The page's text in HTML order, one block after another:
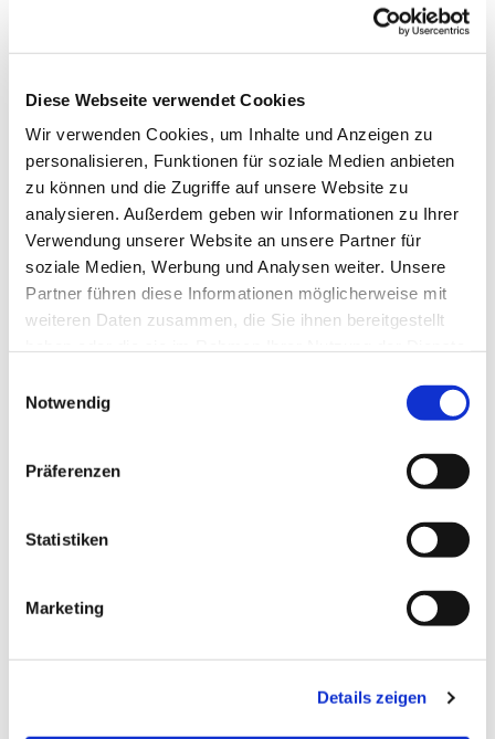
Diese Webseite verwendet Cookies
Wir verwenden Cookies, um Inhalte und Anzeigen zu
personalisieren, Funktionen für soziale Medien anbieten
zu können und die Zugriffe auf unsere Website zu
analysieren. Außerdem geben wir Informationen zu Ihrer
Verwendung unserer Website an unsere Partner für
soziale Medien, Werbung und Analysen weiter. Unsere
Partner führen diese Informationen möglicherweise mit
weiteren Daten zusammen, die Sie ihnen bereitgestellt
Notwendig
Präferenzen
Statistiken
Marketing
Details zeigen
Dies könnte Sie auch
interessieren